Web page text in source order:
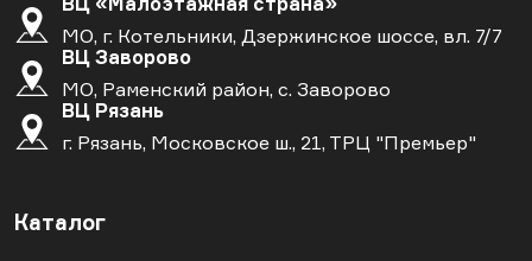
МО, г. Котельники, Дзержинское шоссе, вл. 7/7
ВЦ Заворово
МО, Раменский район, с. Заворово
ВЦ Рязань
г. Рязань, Московское ш., 21, ТРЦ "Премьер"
Каталог